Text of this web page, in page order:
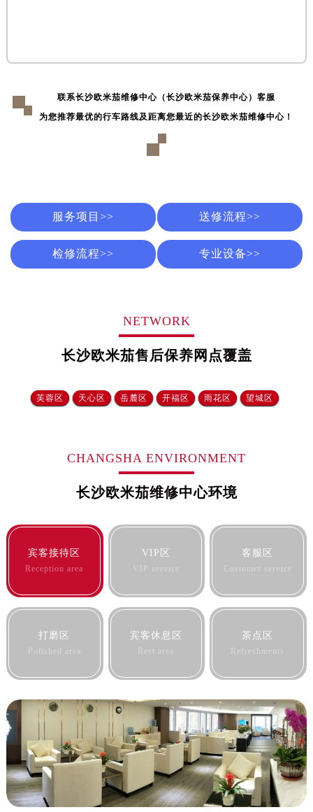
联系长沙欧米茄维修中心（长沙欧米茄保养中心）客服
为您推荐最优的行车路线及距离您最近的长沙欧米茄维修中心！
服务项目>> 送修流程>>
检修流程>> 专业设备>>
NETWORK
长沙欧米茄售后保养网点覆盖
芙蓉区 天心区 岳麓区 开福区 雨花区 望城区‌
CHANGSHA ENVIRONMENT
长沙欧米茄维修中心环境
宾客接待区
Reception area
VIP区
VIP service
客服区
Customer service
打磨区
Polished area
宾客休息区
Rest area
茶点区
Refreshments